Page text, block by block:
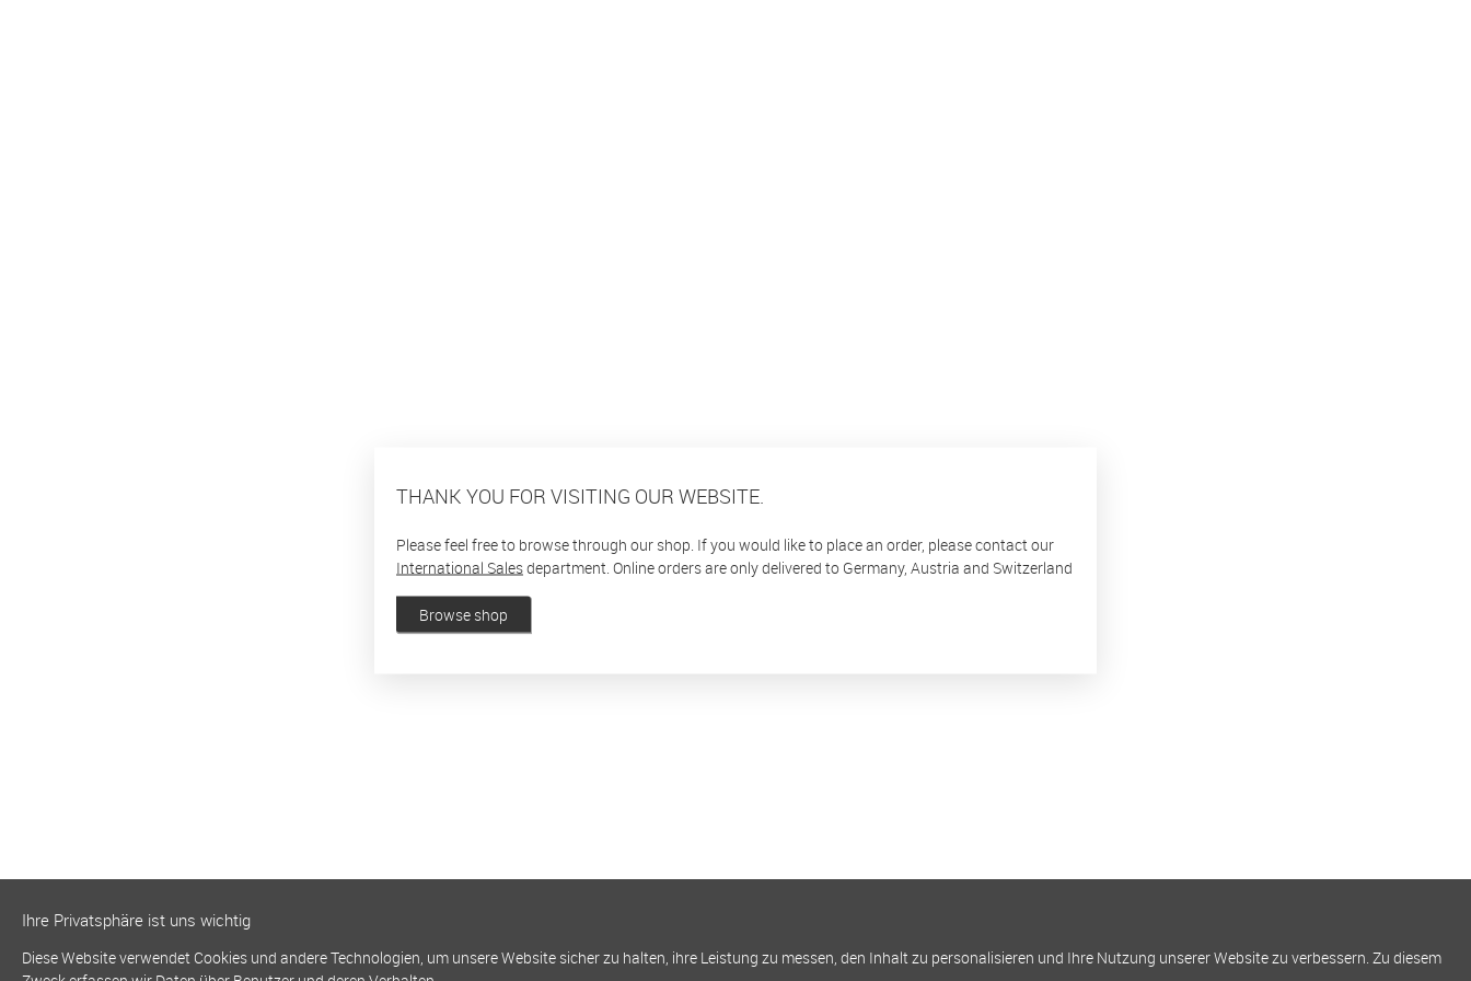
THANK YOU FOR VISITING OUR WEBSITE.
Please feel free to browse through our shop. If you would like to place an order, please contact our
International Salesdepartment. Online orders are only delivered to Germany, Austria and Switzerland
Browse shop
Ihre Privatsphäre ist uns wichtig
Diese Website verwendet Cookies und andere Technologien, um unsere Website sicher zu halten, ihre Leistung zu messen, den Inhalt zu personalisieren und Ihre Nutzung unserer Website zu verbessern. Zu diesem